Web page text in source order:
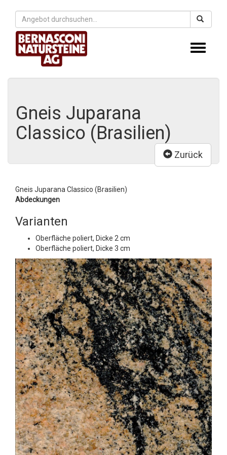
Toggle
Gneis Juparana
Classico (Brasilien)
Zurück
Gneis Juparana Classico (Brasilien)
Abdeckungen
Varianten
Oberfläche poliert, Dicke 2 cm
Oberfläche poliert, Dicke 3 cm